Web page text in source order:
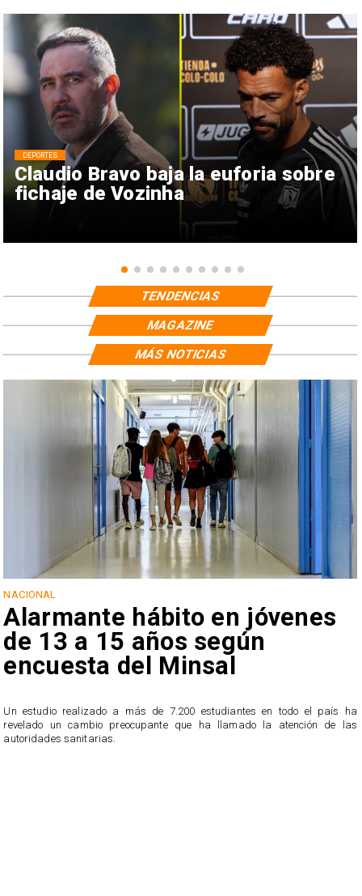
Claudio Bravo baja la euforia sobre
fichaje de Vozinha
DEPORTES
TENDENCIAS
MAGAZINE
NACIONAL
Alarmante hábito en jóvenes
de 13 a 15 años según
encuesta del Minsal
Un estudio realizado a más de 7.200 estudiantes en todo el país ha
revelado un cambio preocupante que ha llamado la atención de las
autoridades sanitarias.
MÁS NOTICIAS